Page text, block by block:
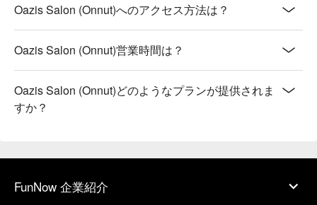
Oazis Salon (Onnut)へのアクセス方法は？
Oazis Salon (Onnut)営業時間は？
Oazis Salon (Onnut)どのようなプランが提供されま
すか？
FunNow 企業紹介